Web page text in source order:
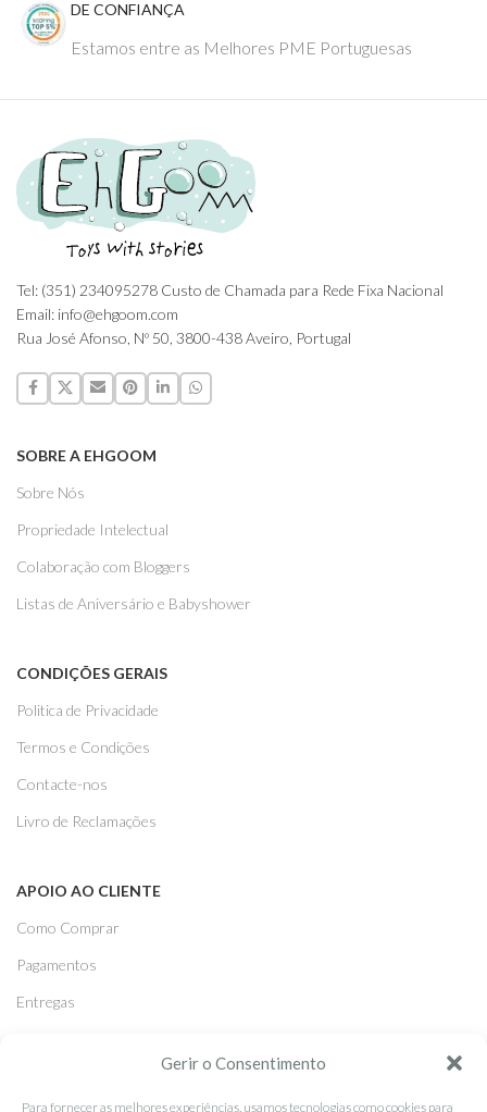
Gerir o Consentimento
Para fornecer as melhores experiências, usamos tecnologias como cookies para
DE CONFIANÇA
Estamos entre as Melhores PME Portuguesas
Tel: (351) 234095278 Custo de Chamada para Rede Fixa Nacional
Email: info@ehgoom.com
Rua José Afonso, Nº 50, 3800-438 Aveiro, Portugal
SOBRE A EHGOOM
Sobre Nós
Propriedade Intelectual
Colaboração com Bloggers
Listas de Aniversário e Babyshower
CONDIÇÕES GERAIS
Politica de Privacidade
Termos e Condições
Contacte-nos
Livro de Reclamações
APOIO AO CLIENTE
Como Comprar
Pagamentos
Entregas
SEGUE-NOS